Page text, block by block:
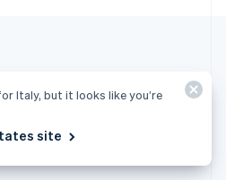
alla fatturazione
Italy, but it looks like you’re
site